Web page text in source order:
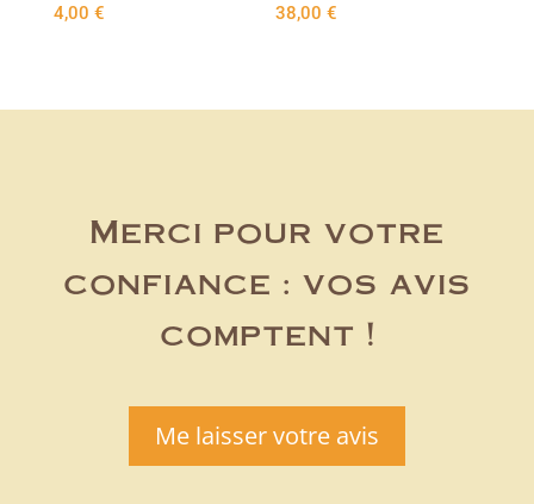
4,00 € 38,00€
Merci pour votre
confiance : vos avis
comptent !
Me laisser votre avis